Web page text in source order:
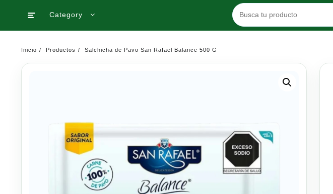
Category
Inicio Productos Salchicha de Pavo San Rafael Balance 500 G